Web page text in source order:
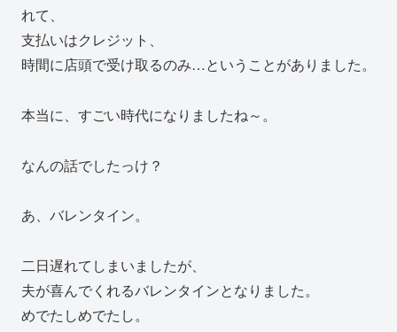
れて、
支払いはクレジット、
時間に店頭で受け取るのみ…ということがありました。
本当に、すごい時代になりましたね～。
なんの話でしたっけ？
あ、バレンタイン。
二日遅れてしまいましたが、
夫が喜んでくれるバレンタインとなりました。
めでたしめでたし。